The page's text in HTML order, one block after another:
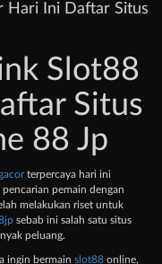
Hari Ini Daftar Situs
Slot88
Situs
88 Jp
terpercaya hari ini
pemain dengan
melakukan riset untuk
sebab ini salah satu situs
peluang.
ingin bermain slot88 online,